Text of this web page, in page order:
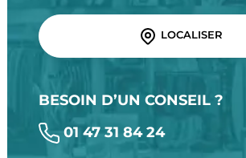
LOCALISER
BESOIN D’UN CONSEIL ?
01 47 31 84 24